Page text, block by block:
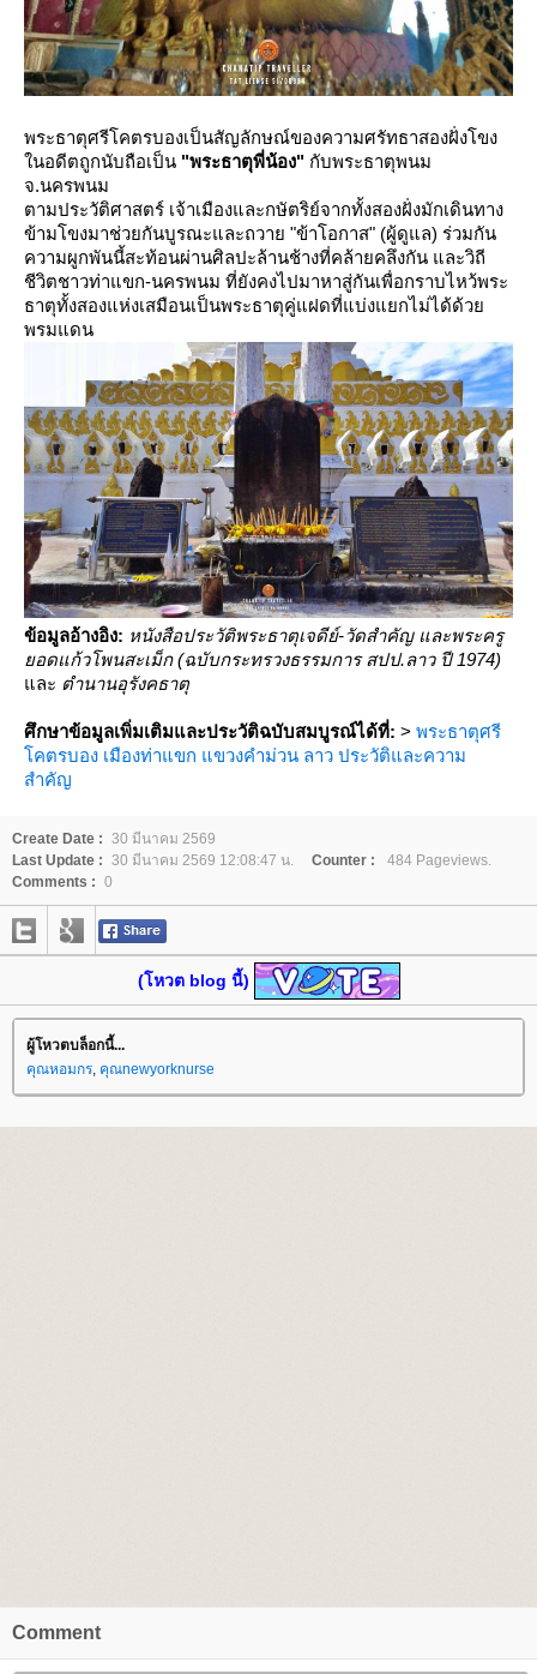
พระธาตุศรีโคตรบองเป็นสัญลักษณ์ของความศรัทธาสองฝั่งโขง
นอดีตถูกนับถือเป็น "พระธาตุพี่น้อง" กับพระธาตุพนม
จ.นครพนม
ตามประวัติศาสตร์ เจ้าเมืองและกษัตริย์จากทั้งสองฝั่งมักเดินทาง
ข้ามโขงมาช่วยกันบูรณะและถวาย "ข้าโอกาส" (ผู้ดูแล) ร่วมกัน
ความผูกพันนี้สะท้อนผ่านศิลปะล้านช้างที่คล้ายคลึงกัน และวิถี
ชีวิตชาวท่าแขก-นครพนม ที่ยังคงไปมาหาสู่กันเพื่อกราบไหว้พระ
ธาตุทั้งสองแห่งเสมือนเป็นพระธาตุคู่แฝดที่แบ่งแยกไม่ได้ด้ว
พรมแดน
ข้อมูลอ้างอิง: หนังสือประวัติพระธาตุเจดีย์-วัดสำคัญ และพระครู
อดแก้วโพนสะเม็ก (ฉบับกระทรวงธรรมการ สปป.ลาว ปี 1974)
ละ ตำนานอุรังคธาตุ
ศึกษาข้อมูลเพิ่มเติมและประวัติฉบับสมบูรณ์ได้ที่: > พระธาตุศรี
คตรบอง เมืองท่าแขก แขวงคำม่วน ลาว ประวัติและความ
สำคัญ
Create Date : 30 มีนาคม 2569
Last Update : 30 มีนาคม 2569 12:08:47 น. Counter :
484 Pageviews.
Comments : 0
(โหวต blog นี้)
ผู้โหวตบล็อกนี้...
คุณหอมกร คุณnewyorknurse
Comment